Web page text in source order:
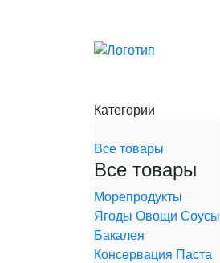
Категории
Все товары
Все товары
Морепродукты
Ягоды Овощи Соусы
Бакалея
Консервация Паста